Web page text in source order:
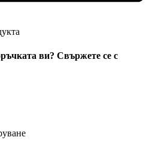
ви? Свържете се с